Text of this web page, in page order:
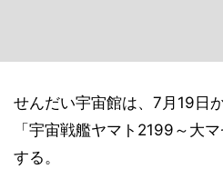
せんだい宇宙館は、7月19日
「宇宙戦艦ヤマト2199～大
する。